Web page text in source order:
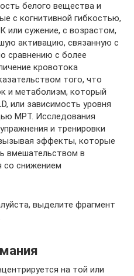
белого вещества и
с когнитивной гибкостью,
сужение, с возрастом,
активацию, связанную с
сравнению с более
кровотока
того, что
и метаболизм, который
или зависимость уровня
МРТ. Исследования
и тренировки
эффекты, которые
вмешательством в
со снижением
выделите фрагмент
на той или